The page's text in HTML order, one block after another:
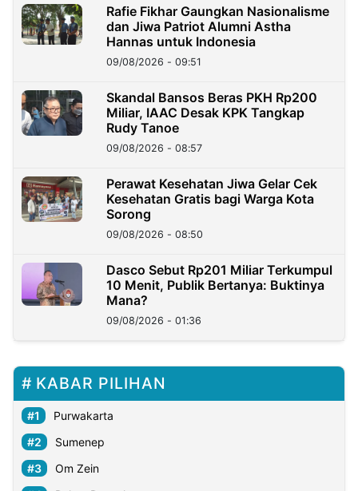
Rafie Fikhar Gaungkan Nasionalisme
dan Jiwa Patriot Alumni Astha
Hannas untuk Indonesia
09/08/2026 - 09:51
Skandal Bansos Beras PKH Rp200
Miliar, IAAC Desak KPK Tangkap
Rudy Tanoe
09/08/2026 - 08:57
Perawat Kesehatan Jiwa Gelar Cek
Kesehatan Gratis bagi Warga Kota
Sorong
09/08/2026 - 08:50
Dasco Sebut Rp201 Miliar Terkumpul
10 Menit, Publik Bertanya: Buktinya
Mana?
09/08/2026 - 01:36
KABAR PILIHAN
Purwakarta
Sumenep
Om Zein